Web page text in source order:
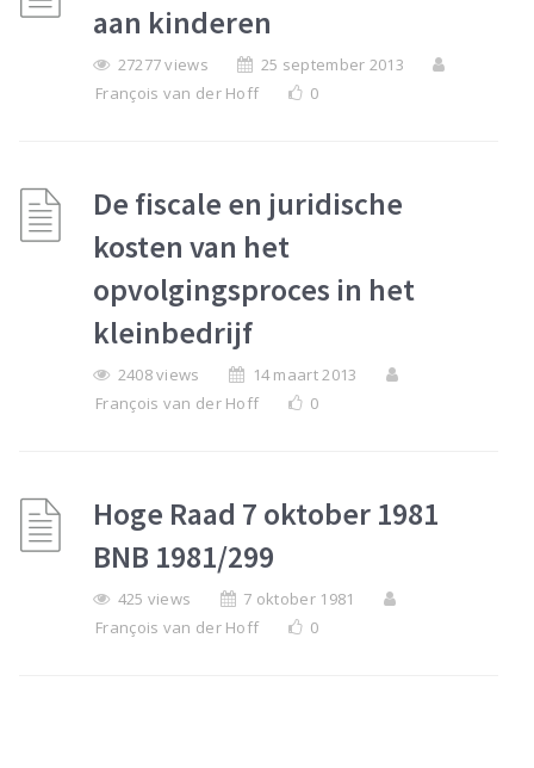
aan kinderen
27277 views
25 september 2013
François van der Hoff
0
De fiscale en juridische
kosten van het
opvolgingsproces in het
kleinbedrijf
2408 views
14 maart 2013
François van der Hoff
0
Hoge Raad 7 oktober 1981
BNB 1981/299
425 views
7 oktober 1981
François van der Hoff
0